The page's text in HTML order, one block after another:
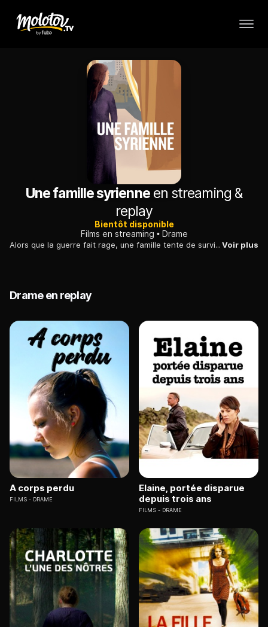
Une famille syrienneen streaming &
replay
Bientôt disponible
Films en streaming
Drame
Alors que la guerre fait rage, une famille tente de survivre en restant cloîtrée dans son appartement. Mais la menace se fait de plus en plus pressante...Voir plus
Drame en replay
A corps perdu
FILMS DRAME
Elaine, portée disparue
depuis trois ans
FILMS DRAME